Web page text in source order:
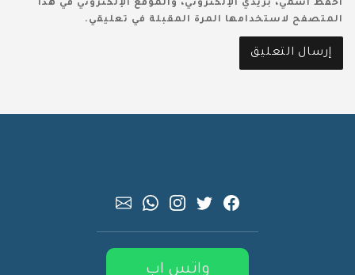
احفظ اسمي، بريدي الإلكتروني، والموقع الإلكتروني في هذا
المتصفح لاستخدامها المرة المقبلة في تعليقي.
واتس اب